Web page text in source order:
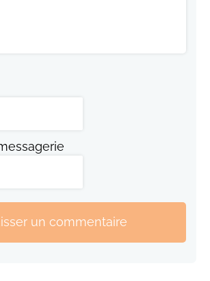
un commentaire